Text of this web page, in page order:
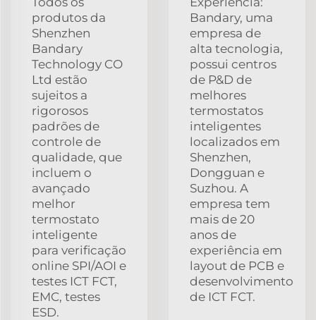
produtos da
Shenzhen
Bandary
Technology CO
Ltd estão
sujeitos a
rigorosos
padrões de
controle de
qualidade, que
incluem o
avançado
melhor
termostato
inteligente
para verificação
online SPI/AOI e
testes ICT FCT,
EMC, testes
ESD.
Bandary, uma
empresa de
alta tecnologia,
possui centros
de P&D de
melhores
termostatos
inteligentes
localizados em
Shenzhen,
Dongguan e
Suzhou. A
empresa tem
mais de 20
anos de
experiência em
layout de PCB e
desenvolvimento
de ICT FCT.